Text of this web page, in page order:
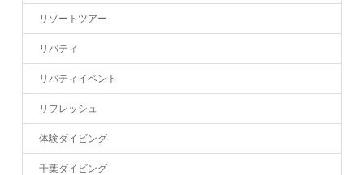
リゾートツアー
リバティ
リバティイベント
リフレッシュ
体験ダイビング
千葉ダイビング